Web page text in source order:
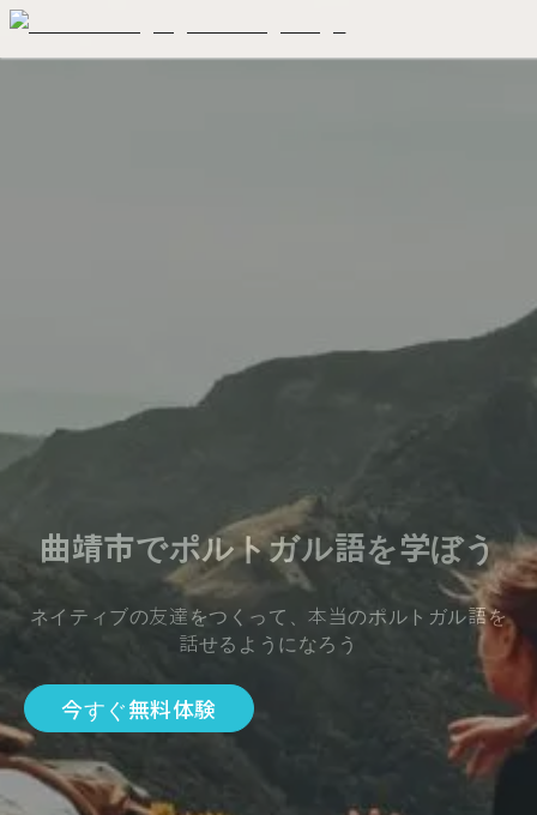
曲靖市でポルトガル語を学ぼう
ネイティブの友達をつくって、本当のポルトガル語を
話せるようになろう
今すぐ無料体験